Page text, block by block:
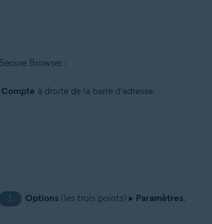
Browser :
Compte à droite de la barre d’adresse.
⋮ Options (les trois points) ▸ Paramètres.